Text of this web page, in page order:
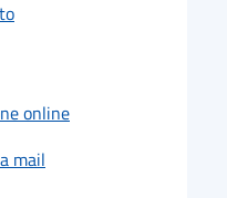
online
mail